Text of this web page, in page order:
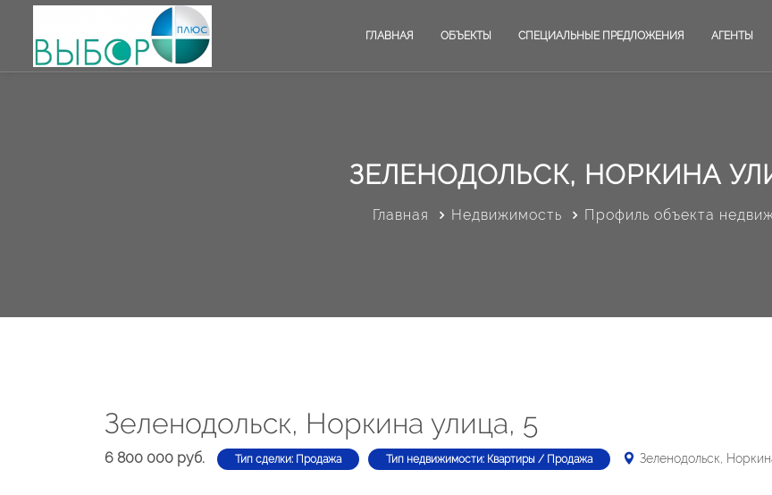
ГЛАВНАЯ ОБЪЕКТЫ СПЕЦИАЛЬНЫЕ ПРЕДЛОЖЕНИЯ АГЕНТЫ
ЗЕЛЕНОДОЛЬСК, НОРКИНА
Главная Недвижимость Профиль объекта
Зеленодольск, Норкина улица, 5
6 800 000 руб. Тип сделки: Продажа Тип недвижимости: Квартиры / Продажа Зеленодольск,